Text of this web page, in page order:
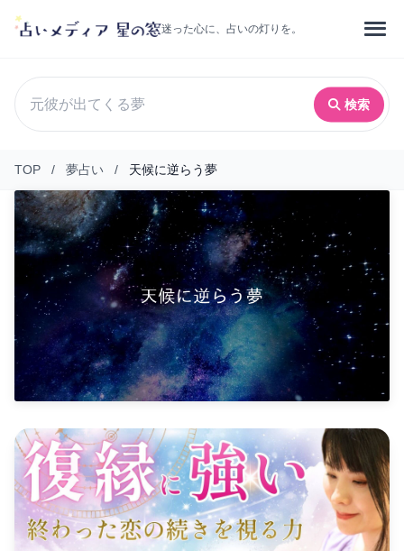
迷った心に、占いの灯りを。
検索
TOP / 夢占い / 天候に逆らう夢